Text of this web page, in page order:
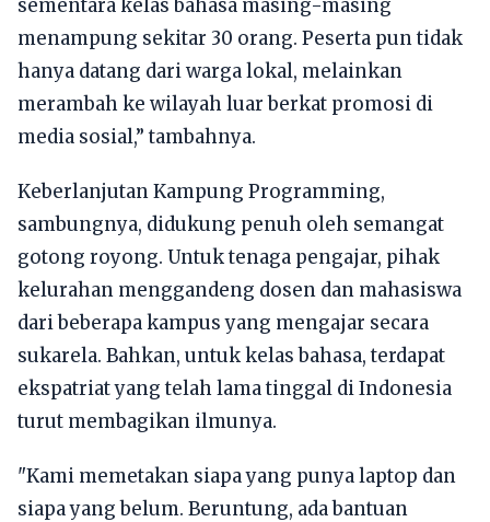
sementara kelas bahasa masing-masing
menampung sekitar 30 orang. Peserta pun tidak
hanya datang dari warga lokal, melainkan
merambah ke wilayah luar berkat promosi di
media sosial,” tambahnya.
Keberlanjutan Kampung Programming,
sambungnya, didukung penuh oleh semangat
gotong royong. Untuk tenaga pengajar, pihak
kelurahan menggandeng dosen dan mahasiswa
dari beberapa kampus yang mengajar secara
sukarela. Bahkan, untuk kelas bahasa, terdapat
ekspatriat yang telah lama tinggal di Indonesia
turut membagikan ilmunya.
"Kami memetakan siapa yang punya laptop dan
siapa yang belum. Beruntung, ada bantuan